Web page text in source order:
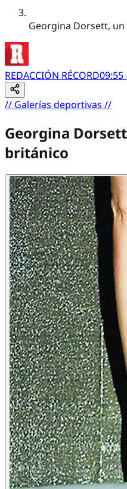
Georgina Dorsett,
REDACCIÓN RÉCORD09:55
// Galerías deportivas //
Georgina
británico